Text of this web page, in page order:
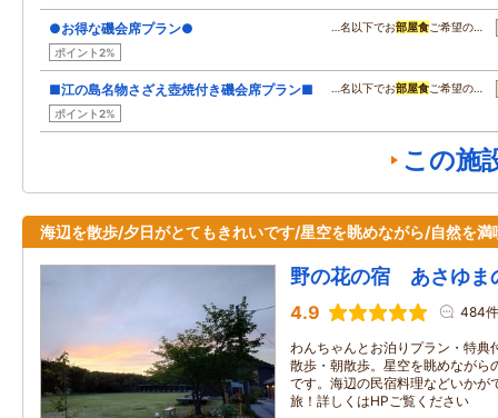
●お得な磯会席プラン●
ポイント2%
…名以下でお部屋食ご希望の…
■江の島名物さざえ壺焼付き磯会席プラン■
ポイント2%
…名以下でお部屋食ご希望の…
この施
海辺を散歩/夕日がとてもきれいです/星空を眺めながら/自然を満
野の花の宿 あさゆま
4.9 484件
わんちゃんとお泊りプラン・特
散歩・朝散歩。星空を眺めながら
です。海辺の民宿料理などいかが
旅！詳しくはHPご覧ください